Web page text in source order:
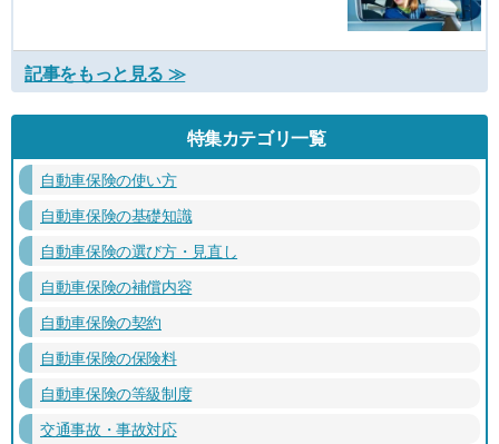
記事をもっと見る ≫
特集カテゴリ一覧
自動車保険の使い方
自動車保険の基礎知識
自動車保険の選び方・見直し
自動車保険の補償内容
自動車保険の契約
自動車保険の保険料
自動車保険の等級制度
交通事故・事故対応